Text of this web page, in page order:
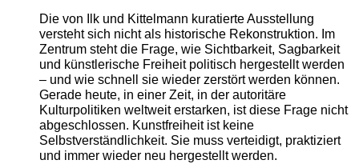
Die von Ilk und Kittelmann kuratierte Ausstellung
versteht sich nicht als historische Rekonstruktion. Im
Zentrum steht die Frage, wie Sichtbarkeit, Sagbarkeit
und künstlerische Freiheit politisch hergestellt werden
– und wie schnell sie wieder zerstört werden können.
Gerade heute, in einer Zeit, in der autoritäre
Kulturpolitiken weltweit erstarken, ist diese Frage nicht
abgeschlossen. Kunstfreiheit ist keine
Selbstverständlichkeit. Sie muss verteidigt, praktiziert
und immer wieder neu hergestellt werden.